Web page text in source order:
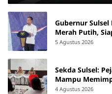
Gubernur
Merah Putih,
Pemerintah Pusat
5 Agustus 2026
Sekda Sulsel:
Mampu
4 Agustus 2026